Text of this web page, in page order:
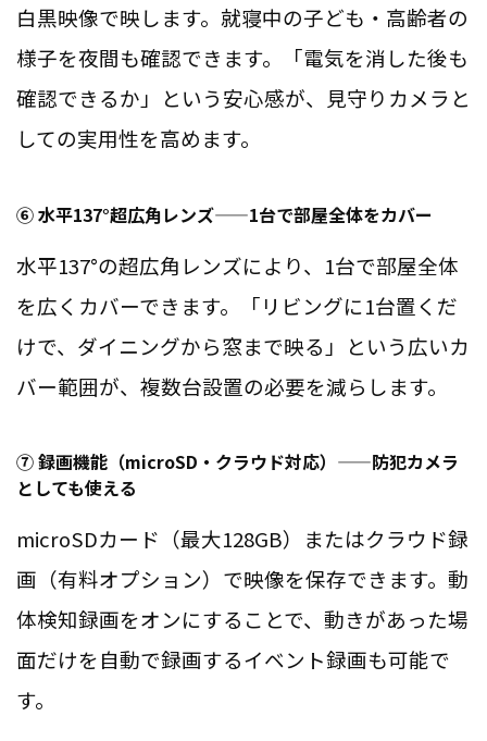
白黒映像で映します。就寝中の子ども・高齢者の
様子を夜間も確認できます。「電気を消した後も
確認できるか」という安心感が、見守りカメラと
しての実用性を高めます。
⑥ 水平137°超広角レンズ——1台で部屋全体をカバー
水平137°の超広角レンズにより、1台で部屋全体
を広くカバーできます。「リビングに1台置くだ
けで、ダイニングから窓まで映る」という広いカ
バー範囲が、複数台設置の必要を減らします。
⑦ 録画機能（microSD・クラウド対応）——防犯カメラ
としても使える
microSDカード（最大128GB）またはクラウド録
画（有料オプション）で映像を保存できます。動
体検知録画をオンにすることで、動きがあった場
面だけを自動で録画するイベント録画も可能で
す。